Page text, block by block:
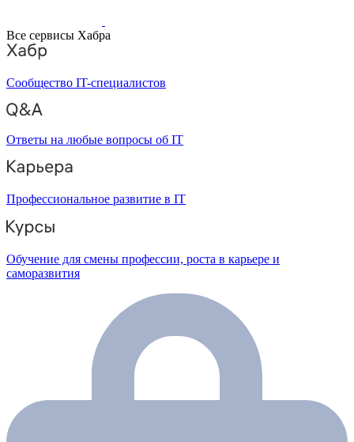
Все сервисы Хабра
Сообщество IT-специалистов
Ответы на любые вопросы об IT
Профессиональное развитие в IT
Обучение для смены профессии, роста в карьере и
саморазвития